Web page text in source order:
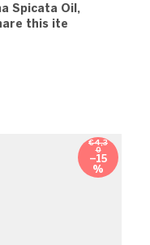
€4,3
0
–15
%
Spicata Oil,
this ite